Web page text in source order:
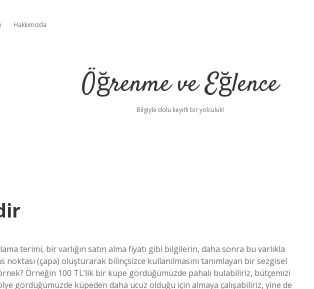
Hakkımızda
Öğrenme ve Eğlence
Bilgiyle dolu keyifli bir yolculuk!
terimi, bir varlığın satın alma fiyatı gibi bilgilerin, daha sonra bu varlıkla
(çapa) oluşturarak bilinçsizce kullanılmasını tanımlayan bir sezgisel
Örneğin 100 TL’lik bir küpe gördüğümüzde pahalı bulabiliriz, bütçemizi
gördüğümüzde küpeden daha ucuz olduğu için almaya çalışabiliriz, yine de